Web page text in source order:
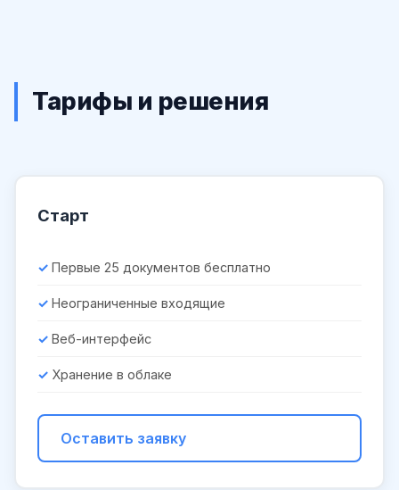
Тарифы и решения
Старт
Первые 25 документов бесплатно
Неограниченные входящие
Веб-интерфейс
Хранение в облаке
Оставить заявку